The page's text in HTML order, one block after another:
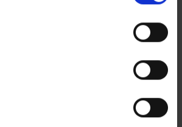
sui cookie o facendo clic
informazioni sulla tua posizione
un'approssimazione di qualche
il tuo dispositivo, scansionandolo